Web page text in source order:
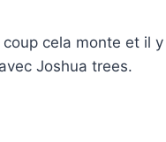
coup cela monte et il
Joshua trees.